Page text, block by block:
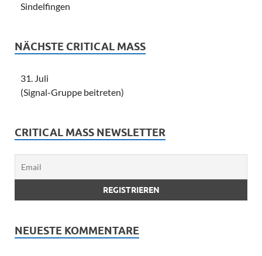
Sindelfingen
NÄCHSTE CRITICAL MASS
31. Juli
(Signal-Gruppe beitreten)
CRITICAL MASS NEWSLETTER
NEUESTE KOMMENTARE